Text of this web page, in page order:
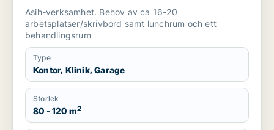
Asih-verksamhet. Behov av ca 16-20
arbetsplatser/skrivbord samt lunchrum och ett
behandlingsrum
Type
Kontor, Klinik, Garage
Storlek
80 - 120 m2